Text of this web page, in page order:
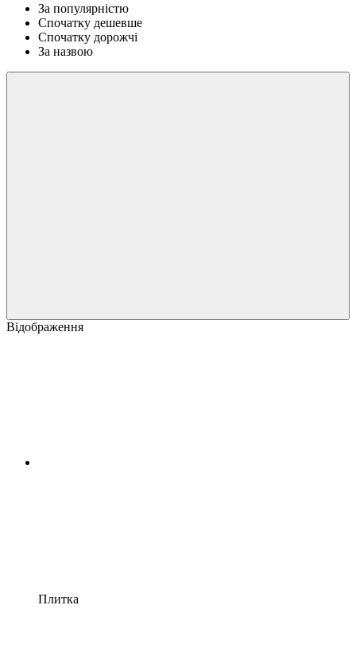
За популярністю
Спочатку дешевше
Спочатку дорожчі
За назвою
Відображення
Плитка